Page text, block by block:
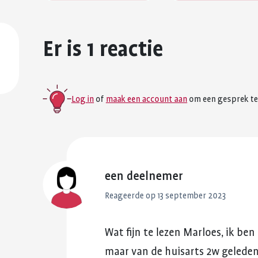
Er is 1 reactie
Log in of maak een account aan om een gesprek
een deelnemer
Reageerde op 13 september 2023
Wat fijn te lezen Marloes, ik ben
maar van de huisarts 2w geleden